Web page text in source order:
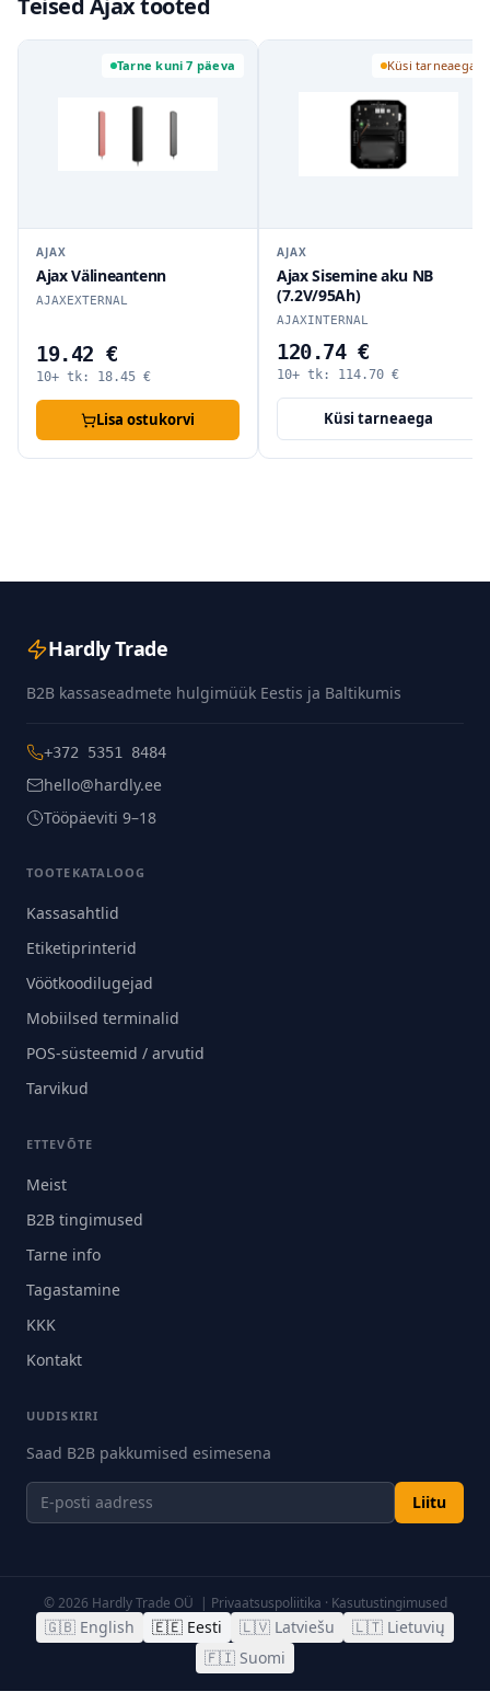
Teised Ajax tooted
Tarne kuni 7 päeva
AJAX
Ajax Välineantenn
AJAXEXTERNAL
19.42 €
10+ tk: 18.45 €
Lisa ostukorvi
Küsi tarneaega
AJAX
Ajax Sisemine aku NB
(7.2V/95Ah)
AJAXINTERNAL
120.74 €
10+ tk: 114.70 €
Küsi tarneaega
Hardly Trade
B2B kassaseadmete hulgimüük Eestis ja Baltikumis
+372 5351 8484
hello@hardly.ee
Tööpäeviti 9–18
TOOTEKATALOOG
Kassasahtlid
Etiketiprinterid
Vöötkoodilugejad
Mobiilsed terminalid
POS-süsteemid / arvutid
Tarvikud
ETTEVÕTE
Meist
B2B tingimused
Tarne info
Tagastamine
KKK
Kontakt
UUDISKIRI
Saad B2B pakkumised esimesena
Liitu
©2026 Hardly Trade OÜ | Privaatsuspoliitika · Kasutustingimused
🇬🇧 English 🇪🇪 Eesti 🇱🇻 Latviešu 🇱🇹 Lietuvių
🇫🇮 Suomi